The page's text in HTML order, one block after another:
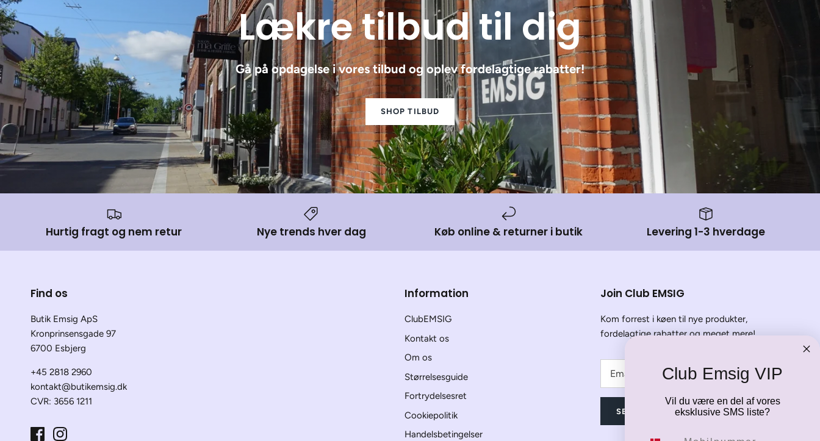
Lækre tilbud til dig
Gå på opdagelse i vores tilbud og oplev fordelagtige rabatter!
SHOP TILBUD
Hurtig fragt og nem retur Nye trends hver dag Køb online & returner i butik Levering 1-3 hverdage
Find os
Butik Emsig ApS
Kronprinsensgade 97
6700 Esbjerg
+45 2818 2960
kontakt@butikemsig.dk
CVR: 3656 1211
Information
ClubEMSIG
Kontakt os
Om os
Størrelsesguide
Fortrydelsesret
Cookiepolitik
Handelsbetingelser
Join Club EMSIG
Kom forrest i køen til nye produkter,
fordelagtige rabatter og meget mere!
SEND
Club Emsig VIP
Vil du være en del af vores
eksklusive SMS liste?